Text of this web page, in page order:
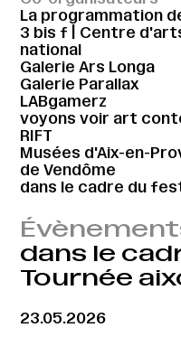
La programmation
3 bis f | Centre
national
Galerie Ars Longa
Galerie Parallax
LABgamerz
voyons voir art
RIFT
Musées d'Aix-en-
de Vendôme
dans le cadre du
dans le
Tournée
23.05.2026